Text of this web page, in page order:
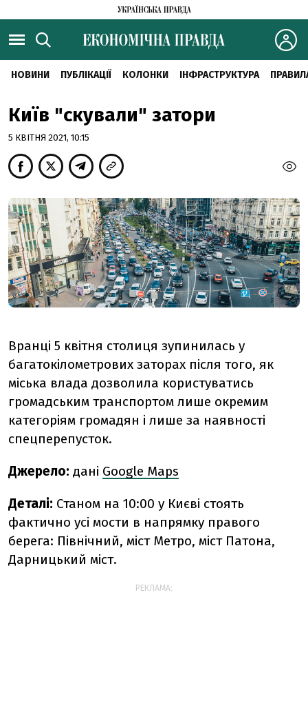
НОВИНИ ПУБЛІКАЦІЇ КОЛОНКИ ІНФРАСТРУКТУРА
Київ "скували" затори
5 КВІТНЯ 2021, 10:15
Вранці 5 квітня столиця зупинилась у
багатокілометрових заторах після того, як
міська влада дозволила користуватись
громадським транспортом лише окремим
категоріям громадян і лише за наявності
спецперепусток.
Джерело: дані Google Maps
Деталі: Станом на 10:00 у Києві стоять
фактично усі мости в напрямку правого
берега: Північний, міст Метро, міст Патона,
Дарницький міст.
РЕКЛАМА: